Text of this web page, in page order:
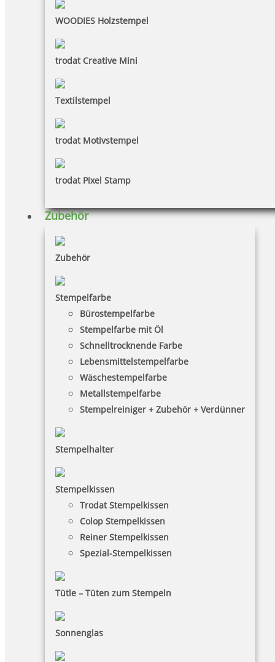
WOODIES Holzstempel
trodat Creative Mini
Textilstempel
trodat Motivstempel
trodat Pixel Stamp
Zubehör
Zubehör
Stempelfarbe
Bürostempelfarbe
Stempelfarbe mit Öl
Schnelltrocknende Farbe
Lebensmittelstempelfarbe
Wäschestempelfarbe
Metallstempelfarbe
Stempelreiniger + Zubehör + Verdünner
Stempelhalter
Stempelkissen
Trodat Stempelkissen
Colop Stempelkissen
Reiner Stempelkissen
Spezial-Stempelkissen
Tütle – Tüten zum Stempeln
Sonnenglas
HINWEISE
Versandinformationen
Zahlungsbedingungen
Bestellhinweise
INFORMATIONEN